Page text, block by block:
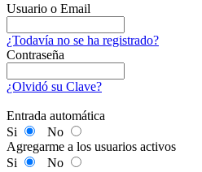
Usuario o Email
¿Todavía no se ha registrado?
Contraseña
¿Olvidó su Clave?
Entrada automática
Si
No
Agregarme a los usuarios activos
Si
No